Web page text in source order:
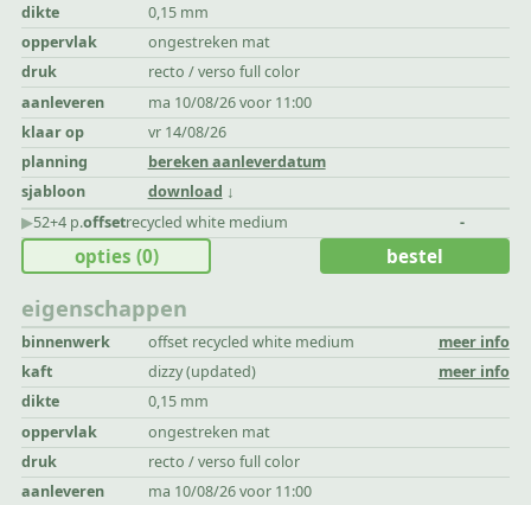
dikte
0,15 mm
oppervlak
ongestreken mat
druk
recto / verso full color
aanleveren
ma 10/08/26 voor 11:00
klaar op
vr 14/08/26
planning
bereken aanleverdatum
sjabloon
download
▶︎52+4 p.offsetrecycled white medium -
eigenschappen
binnenwerk offset recycled white medium
meer info
kaft
dizzy (updated)
meer info
dikte
0,15 mm
oppervlak
ongestreken mat
druk
recto / verso full color
aanleveren
ma 10/08/26 voor 11:00
opties (0) bestel